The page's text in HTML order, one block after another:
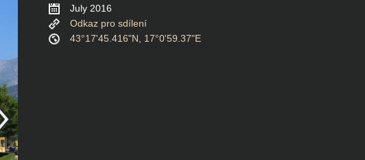
July 2016
Odkaz pro sdílení
43°17'45.416"N, 17°0'59.37"E